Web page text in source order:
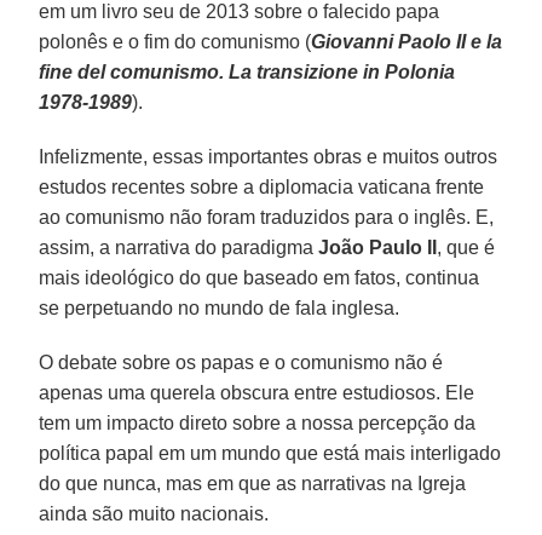
em um livro seu de 2013 sobre o falecido papa
polonês e o fim do comunismo (Giovanni Paolo II e la
fine del comunismo. La transizione in Polonia
1978-1989).
Infelizmente, essas importantes obras e muitos outros
estudos recentes sobre a diplomacia vaticana frente
ao comunismo não foram traduzidos para o inglês. E,
assim, a narrativa do paradigmaJoão Paulo II , que é
mais ideológico do que baseado em fatos, continua
se perpetuando no mundo de fala inglesa.
O debate sobre os papas e o comunismo não é
apenas uma querela obscura entre estudiosos. Ele
tem um impacto direto sobre a nossa percepção da
política papal em um mundo que está mais interligado
do que nunca, mas em que as narrativas na Igreja
ainda são muito nacionais.